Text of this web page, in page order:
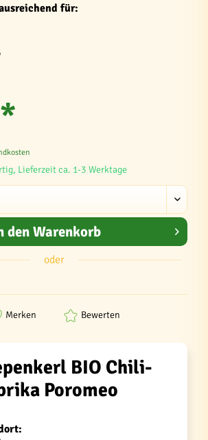
für:
Lieferzeit ca. 1-3 Werktage
den Warenkorb
oder
Merken Bewerten
BIO Chili-
Poromeo